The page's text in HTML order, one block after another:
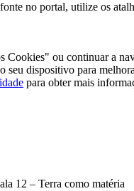
no portal, utilize os
Cookies" ou continuar a
seu dispositivo para
para obter mais
12 – Terra como matéria